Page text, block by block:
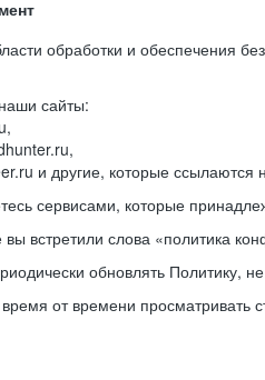
обработки и обеспечения
сайты:
и другие, которые ссылаются
сервисами, которые
вы встретили слова «политика
обновлять Политику,
от времени просматривать